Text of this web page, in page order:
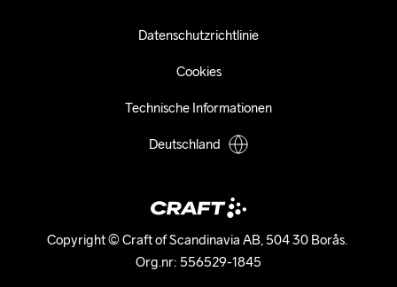
Copyright © Craft of Scandinavia AB, 504 30 Borås.
Org.nr: 556529-1845
Datenschutzrichtlinie
Cookies
Technische Informationen
Deutschland